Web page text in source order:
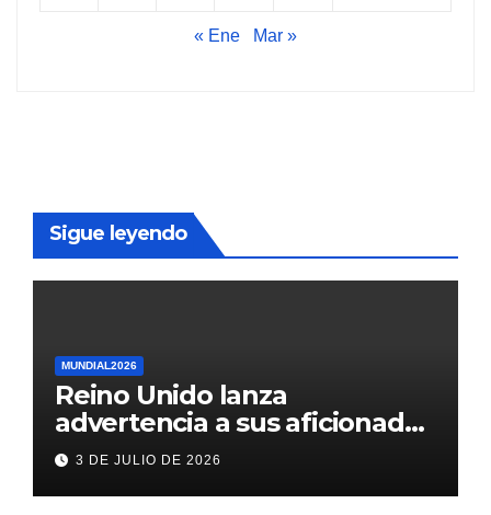
« Ene Mar »
Sigue leyendo
MUNDIAL2026
Reino Unido lanza
advertencia a sus aficionados
antes del México vs
Inglaterra en el Mundial 2026
3 DE JULIO DE 2026